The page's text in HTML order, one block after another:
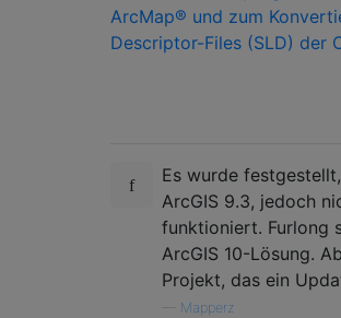
ArcMap® und zum
Descriptor-Files (SLD) der
Es wurde
ArcGIS 9.3, jedoch
funktioniert. Furlong
ArcGIS 10-Lösung.
Projekt, das ein
Mapperz